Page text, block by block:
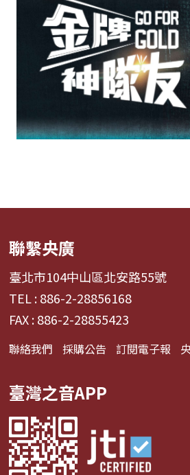
聯繫央廣
臺北市104中山區北安路55號
TEL : 886-2-28856168
FAX : 886-2-28855423
聯絡我們 採購公告 訂閱電子報
臺灣之音APP